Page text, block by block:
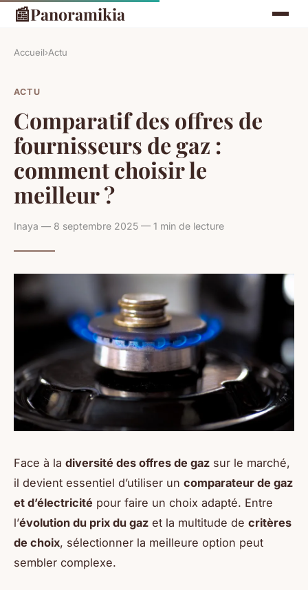
📰Panoramikia
Accueil›Actu
ACTU
Comparatif des offres de
fournisseurs de gaz :
comment choisir le
meilleur ?
Inaya — 8 septembre 2025 — 1 min de lecture
Face à la diversité des offres de gaz sur le marché,
il devient essentiel d’utiliser un comparateur de gaz
et d’électricité pour faire un choix adapté. Entre
l’évolution du prix du gaz et la multitude de critères
de choix, sélectionner la meilleure option peut
sembler complexe.